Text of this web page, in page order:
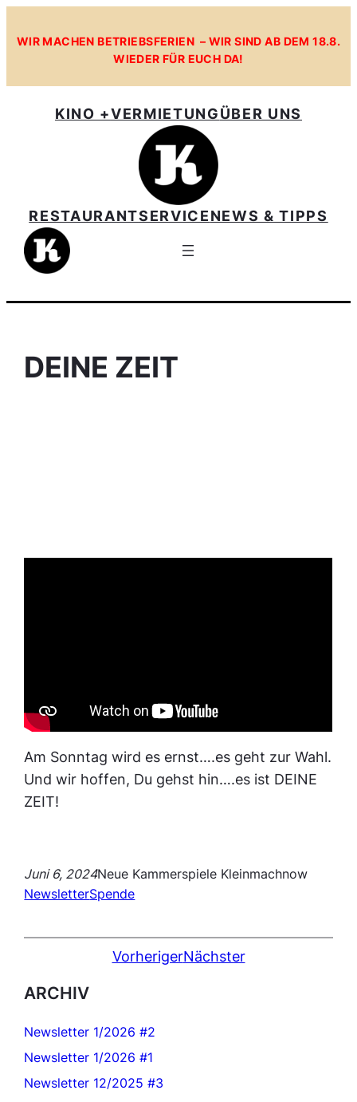
Inhalt
WIR MACHEN BETRIEBSFERIEN – WIR SIND AB DEM 18.8.
WIEDER FÜR EUCH DA!
KINO +VERMIETUNGÜBER UNS
RESTAURANTSERVICENEWS & TIPPS
DEINE ZEIT
Am Sonntag wird es ernst….es geht zur Wahl.
Und wir hoffen, Du gehst hin….es ist DEINE
ZEIT!
Juni 6, 2024Neue Kammerspiele Kleinmachnow
NewsletterSpende
VorherigerNächster
ARCHIV
Newsletter 1/2026 #2
Newsletter 1/2026 #1
Newsletter 12/2025 #3